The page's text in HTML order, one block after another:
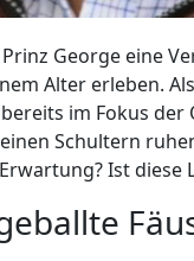
George eine
Alter erleben.
im Fokus
Schultern
Ist diese